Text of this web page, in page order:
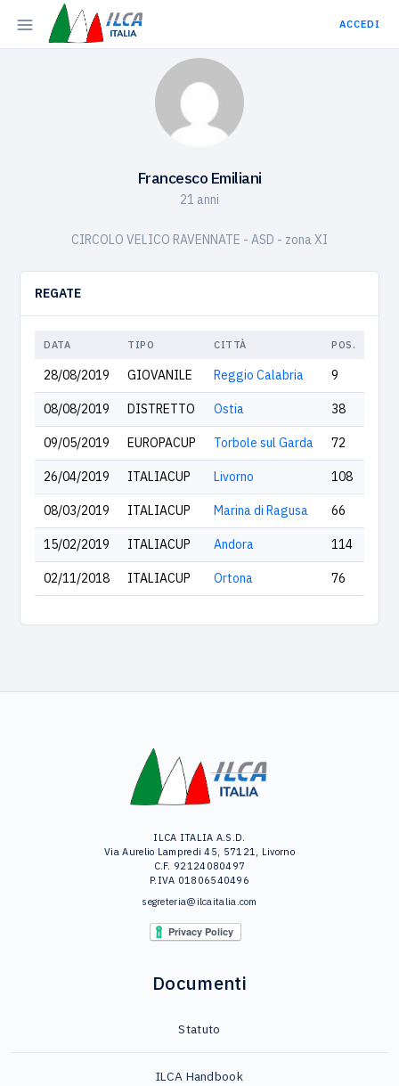
ACCEDI
Francesco Emiliani
21 anni
CIRCOLO VELICO RAVENNATE - ASD - zona XI
REGATE
DATA TIPO CITTÀ POS.
28/08/2019 GIOVANILE Reggio Calabria 9
08/08/2019 DISTRETTO Ostia 38
09/05/2019 EUROPACUP Torbole sul Garda 72
26/04/2019 ITALIACUP Livorno 108
08/03/2019 ITALIACUP Marina di Ragusa 66
15/02/2019 ITALIACUP Andora 114
02/11/2018 ITALIACUP Ortona 76
ILCA ITALIA A.S.D.
Via Aurelio Lampredi 45, 57121, Livorno
C.F. 92124080497
P.IVA 01806540496
segreteria@ilcaitalia.com
Documenti
Statuto
ILCA Handbook